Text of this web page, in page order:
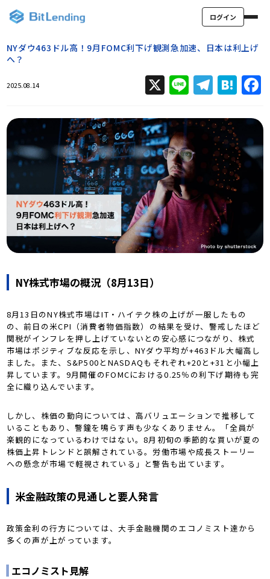
ログイン
NYダウ463ドル高！9月FOMC利下げ観測急加速、日本は利上げ
へ？
2025.08.14 X Line
NY株式市場の概況（8月13日）
8月13日のNY株式市場はIT・ハイテク株の上げが一服したもの
の、前日の米CPI（消費者物価指数）の結果を受け、警戒したほど
関税がインフレを押し上げていないとの安心感につながり、株式
市場はポジティブな反応を示し、NYダウ平均が+463ドル大幅高し
ました。また、S&P500とNASDAQもそれぞれ+20と+31と小幅上
昇しています。9月開催のFOMCにおける0.25％の利下げ期待も完
全に織り込んでいます。
しかし、株価の動向については、高バリュエーションで推移して
いることもあり、警鐘を鳴らす声も少なくありません。「全員が
楽観的になっているわけではない。8月初旬の季節的な買いが夏の
株価上昇トレンドと誤解されている。労働市場や成長ストーリー
への懸念が市場で軽視されている」と警告も出ています。
米金融政策の見通しと要人発言
政策金利の行方については、大手金融機関のエコノミスト達から
多くの声が上がっています。
エコノミスト見解